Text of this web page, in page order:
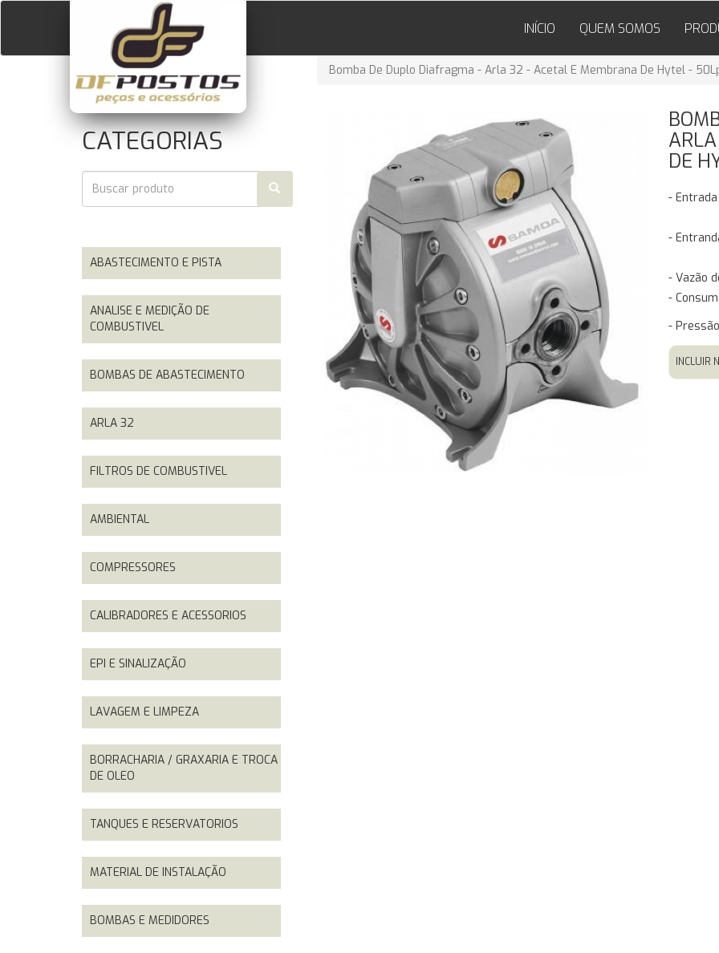
INÍCIO QUEM SOMOS
CATEGORIAS
ABASTECIMENTO E PISTA
ANALISE E MEDIÇÃO DE
COMBUSTIVEL
BOMBAS DE ABASTECIMENTO
ARLA 32
FILTROS DE COMBUSTIVEL
AMBIENTAL
COMPRESSORES
CALIBRADORES E ACESSORIOS
EPI E SINALIZAÇÃO
LAVAGEM E LIMPEZA
BORRACHARIA / GRAXARIA E TROCA
DE OLEO
TANQUES E RESERVATORIOS
MATERIAL DE INSTALAÇÃO
BOMBAS E MEDIDORES
Bomba De Duplo Diafragma - Arla 32 - Acetal E Membrana De Hytel -
DE
-
-
- Vazão
-
-
INCLUIR